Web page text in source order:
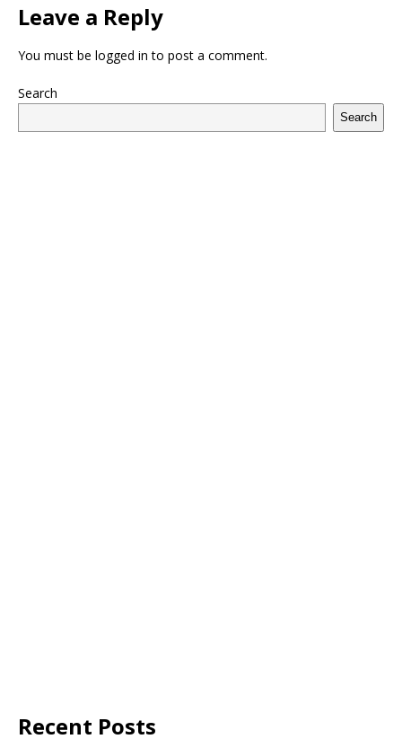
Leave a Reply
You must be logged in to post a comment.
Search
Search
Recent Posts